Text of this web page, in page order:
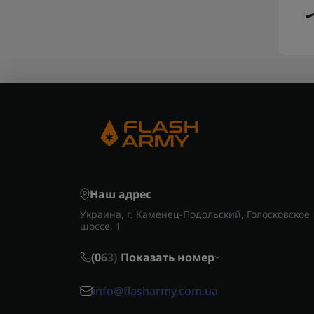
Наш адрес
Украина, г. Каменец-Подольский, Голосковское
шоссе, 1
(063) Показать номер
info@flasharmy.com.ua